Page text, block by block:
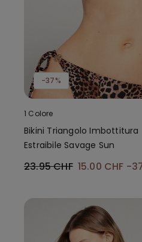
-37%
1 Colore
Bikini Triangolo Imbottitura
Estraibile Savage Sun
23.95 CHF 15.00 CHF -